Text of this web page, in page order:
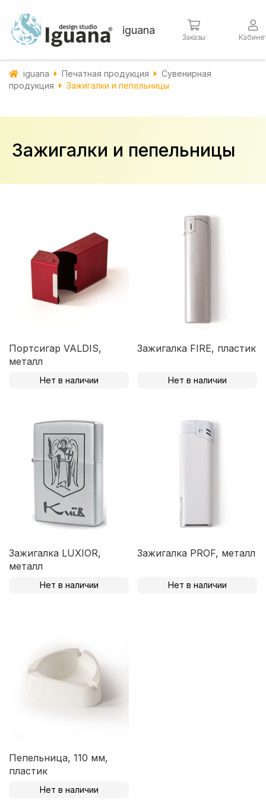
iguana
Заказы
iguana Печатная продукция
Сувенирная
продукция
Зажигалки и пепельницы
Зажигалки и пепельницы
Портсигар VALDIS,
металл
Нет в наличии
Зажигалка FIRE, пластик
Нет в наличии
Зажигалка LUXIOR,
металл
Нет в наличии
Зажигалка PROF, металл
Нет в наличии
Пепельница, 110 мм,
пластик
Нет в наличии